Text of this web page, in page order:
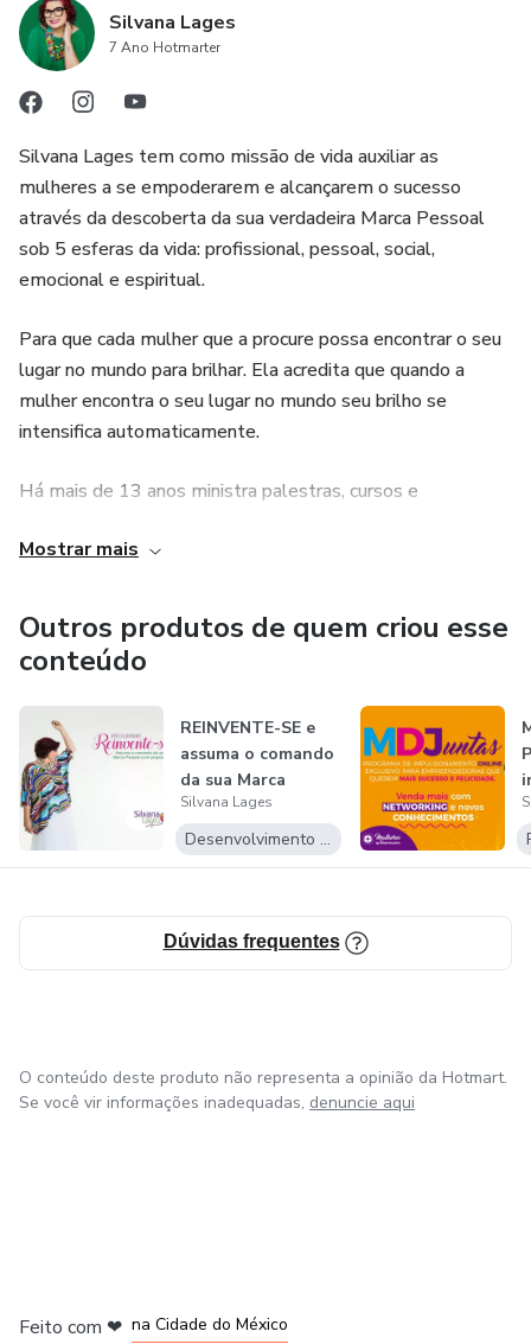
Silvana Lages
7 Ano Hotmarter
Silvana Lages tem como missão de vida auxiliar as
mulheres a se empoderarem e alcançarem o sucesso
através da descoberta da sua verdadeira Marca Pessoal
sob 5 esferas da vida: profissional, pessoal, social,
emocional e espiritual.
Para que cada mulher que a procure possa encontrar o seu
lugar no mundo para brilhar. Ela acredita que quando a
mulher encontra o seu lugar no mundo seu brilho se
intensifica automaticamente.
Há mais de 13 anos ministra palestras, cursos e
hoje é uma palestrante internacional reconhecida por
humanizada, acessível, dinâmica e divertida – esse é o
diferencial que faz suas palestras e cursos terem sucesso
entre o público.
Silvana é formada em Consultoria de Imagem Pessoal e
Corporativa pela Ilana Berenholc. É Master Coach, graduada
pela escola de Condor Blanco, no Chile. Seu Mestre na
formação de palestrante é o renomado brasileiro Dr.
Roberto Shinyashiki, psiquiatra, palestrante e autor de
Silvana Lages tem várias outros formações que lhe
possibilitaram tornar-se especialista no que faz.
PODER ESTÁ EM VOCÊ. ”
Mostrar mais
Outros produtos de quem criou esse
conteúdo
REINVENTE-SE e
assuma o comando
da sua Marca
Pessoal com Pro...
Silvana Lages
Desenvolvimento Pessoal
Dúvidas frequentes
O conteúdo deste produto não representa a opinião da Hotmart.
Se você vir informações inadequadas, denuncie aqui
Feito com ❤ na Cidade do México